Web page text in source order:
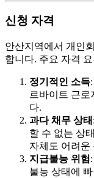
신청 자격
안산지역에서 개인
합니다. 주요 자격
정기적인 소득
르바이트 근로
다.
과다 채무 상태
할 수 없는 상
자체도 어려운
지급불능 위험
불능 상태에